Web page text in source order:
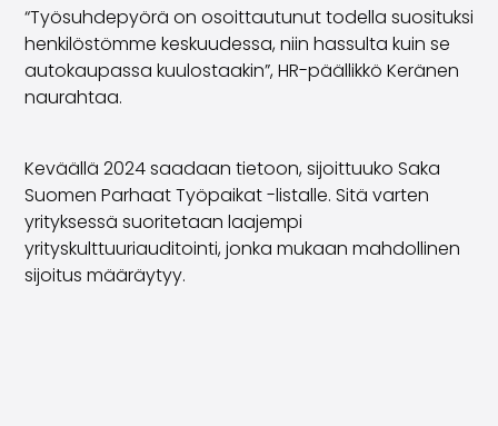
Saka Finland Oy
Hallinto
Ostotiimi
Yhteydenotto
Medialle
Kokemuksia Sakasta
Reklamaatiot
“Työsuhdepyörä on osoittautunut todella suosituksi
henkilöstömme keskuudessa, niin hassulta kuin se
autokaupassa kuulostaakin”, HR-päällikkö Keränen
naurahtaa.
Keväällä 2024 saadaan tietoon, sijoittuuko Saka
Suomen Parhaat Työpaikat -listalle. Sitä varten
yrityksessä suoritetaan laajempi
yrityskulttuuriauditointi, jonka mukaan mahdollinen
sijoitus määräytyy.